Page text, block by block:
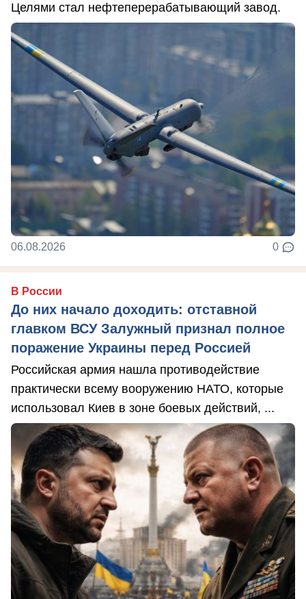
Целями стал нефтеперерабатывающий завод.
06.08.2026 0
В России
До них начало доходить: отставной
главком ВСУ Залужный признал полное
поражение Украины перед Россией
Российская армия нашла противодействие
практически всему вооружению НАТО, которые
использовал Киев в зоне боевых действий, ...